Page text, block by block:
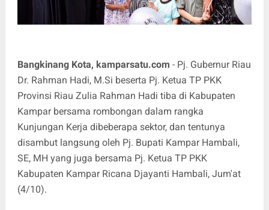
Bangkinang Kota, kamparsatu.com - Pj. Gubernur Riau
Dr. Rahman Hadi, M.Si beserta Pj. Ketua TP PKK
Provinsi Riau Zulia Rahman Hadi tiba di Kabupaten
Kampar bersama rombongan dalam rangka
Kunjungan Kerja dibeberapa sektor, dan tentunya
disambut langsung oleh Pj. Bupati Kampar Hambali,
SE, MH yang juga bersama Pj. Ketua TP PKK
Kabupaten Kampar Ricana Djayanti Hambali, Jum'at
(4/10).